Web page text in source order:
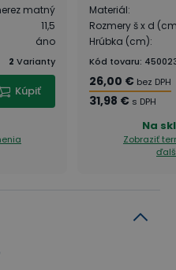
matný
11,5
áno
2 Varianty
Kúpiť
Materiál:
Rozmery š x d
Hrúbka (cm):
Kód tovaru:
26,00 € bez DPH
31,98 € s DPH
Na
Zobraziť